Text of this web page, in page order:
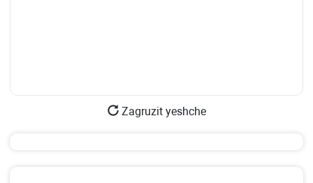
Zagruzit yeshche